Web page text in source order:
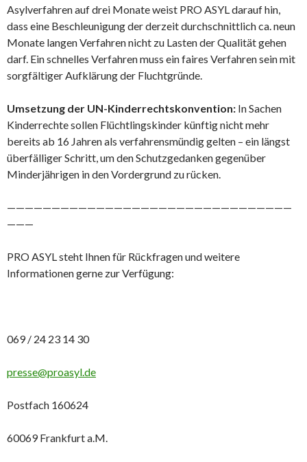
Asylverfahren auf drei Monate weist PRO ASYL darauf hin,
dass eine Beschleunigung der derzeit durchschnittlich ca. neun
Monate langen Verfahren nicht zu Lasten der Qualität gehen
darf. Ein schnelles Verfahren muss ein faires Verfahren sein mit
sorgfältiger Aufklärung der Fluchtgründe.
Umsetzung der UN-Kinderrechtskonvention: In Sachen
Kinderrechte sollen Flüchtlingskinder künftig nicht mehr
bereits ab 16 Jahren als verfahrensmündig gelten – ein längst
überfälliger Schritt, um den Schutzgedanken gegenüber
Minderjährigen in den Vordergrund zu rücken.
————————————————————————————————
———
PRO ASYL steht Ihnen für Rückfragen und weitere
Informationen gerne zur Verfügung:
069 / 24 23 14 30
presse@proasyl.de
Postfach 160624
60069 Frankfurt a.M.